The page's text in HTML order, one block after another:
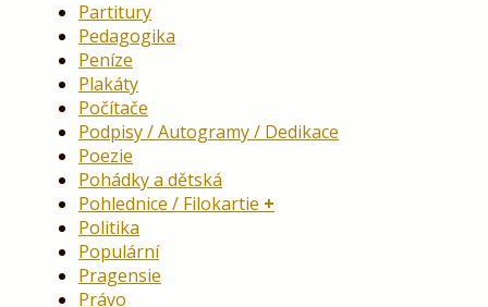
Partitury
Pedagogika
Peníze
Plakáty
Počítače
Podpisy / Autogramy / Dedikace
Poezie
Pohádky a dětská
Pohlednice / Filokartie
Politika
Populární
Pragensie
Právo